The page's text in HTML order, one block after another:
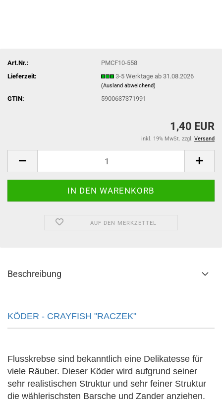
Art.Nr.:
PMCF10-558
Lieferzeit:
3-5 Werktage ab 31.08.2026
(Ausland abweichend)
GTIN: 5900637371991
1,40 EUR
inkl. 19% MwSt. zzgl. Versand
AUF DEN MERKZETTEL
Beschreibung
KÖDER - CRAYFISH "RACZEK"
Flusskrebse sind bekanntlich eine Delikatesse für
viele Räuber. Dieser Köder wird aufgrund seiner
sehr realistischen Struktur und sehr feiner Struktur
die wählerischsten Barsche und Zander anziehen.